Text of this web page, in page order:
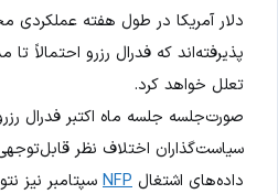
دلار آمریکا در طول هفته عملکردی
پذیرفته‌اند که فدرال رزرو احتمالاً
تعلل خواهد کرد.
صورت‌جلسه جلسه ماه اکتبر فدرال
سیاست‌گذاران اختلاف نظر
داده‌های اشتغال NFP سپتامبر نیز